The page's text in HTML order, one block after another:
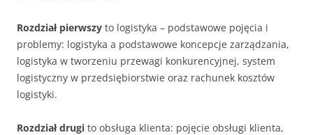
Rozdział pierwszy to logistyka – podstawowe pojęcia i
problemy: logistyka a podstawowe koncepcje zarządzania,
logistyka w tworzeniu przewagi konkurencyjnej, system
logistyczny w przedsiębiorstwie oraz rachunek kosztów
logistyki.
Rozdział drugi to obsługa klienta: pojęcie obsługi klienta,